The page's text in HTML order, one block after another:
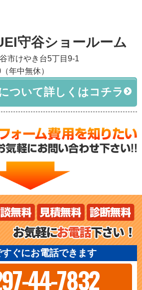
守谷ショールーム
市けやき台5丁目9-1
年中無休）
ついて詳しくはコチラ
すぐにお電話できます
44-7832